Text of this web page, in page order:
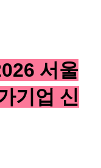
서울
기업 신